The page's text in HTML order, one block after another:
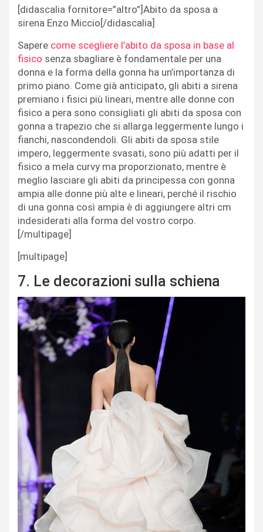
[didascalia fornitore=”altro”]Abito da sposa a
sirena Enzo Miccio[/didascalia]
Sapere come scegliere l’abito da sposa in base al
fisico senza sbagliare è fondamentale per una
donna e la forma della gonna ha un’importanza di
primo piano. Come già anticipato, gli abiti a sirena
premiano i fisici più lineari, mentre alle donne con
fisico a pera sono consigliati gli abiti da sposa con
gonna a trapezio che si allarga leggermente lungo i
fianchi, nascondendoli. Gli abiti da sposa stile
impero, leggermente svasati, sono più adatti per il
fisico a mela curvy ma proporzionato, mentre è
meglio lasciare gli abiti da principessa con gonna
ampia alle donne più alte e lineari, perché il rischio
di una gonna così ampia è di aggiungere altri cm
indesiderati alla forma del vostro corpo.
[/multipage]
[multipage]
7. Le decorazioni sulla schiena